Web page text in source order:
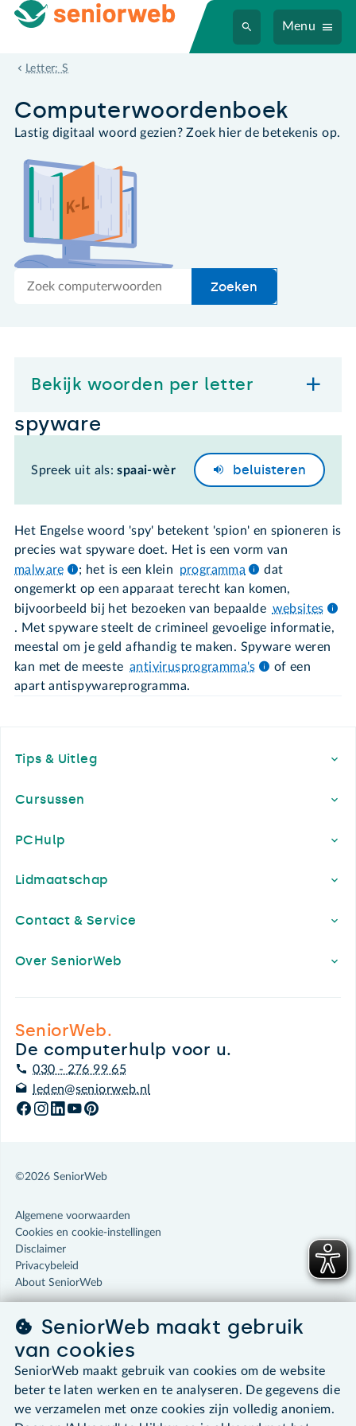
Menu
Letter: S
spyware
Computer­woordenboek
Lastig digitaal woord gezien? Zoek hier de betekenis op.
Zoek
Zoeken
Bekijk woorden per letter
spyware
Spreek uit als:spaai-wèr beluisteren
Het Engelse woord 'spy' betekent 'spion' en spioneren is
precies wat spyware doet. Het is een vorm van
malware
; het is een klein programma
dat
ongemerkt op een apparaat terecht kan komen,
bijvoorbeeld bij het bezoeken van bepaalde websites
. Met spyware steelt de crimineel gevoelige informatie,
meestal om je geld afhandig te maken. Spyware weren
kan met de meeste antivirusprogramma's
of een
apart antispywareprogramma.
Tips & Uitleg
Cursussen
PCHulp
Lidmaatschap
Contact & Service
Over SeniorWeb
SeniorWeb.
De computerhulp voor u.
030 - 276 99 65
leden@seniorweb.nl
©2026 SeniorWeb
Algemene voorwaarden
Cookies en cookie-instellingen
Disclaimer
Privacybeleid
About SeniorWeb
SeniorWeb maakt gebruik
van cookies
SeniorWeb maakt gebruik van cookies om de website
beter te laten werken en te analyseren. De gegevens die
we verzamelen met onze cookies zijn volledig anoniem.